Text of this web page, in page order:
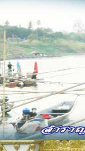
เตือนของพุทโธ
นไหว้วันทา
องถึงคำสอน
กศาสดา
วลในหัวใจ
และอบาย
ถึงกิเลส
าเลื่อมใส
จทุกท่านเทอญ
หม่ในวันนี้
อยู่ที่ใด
นในวาที
กวี่วัน